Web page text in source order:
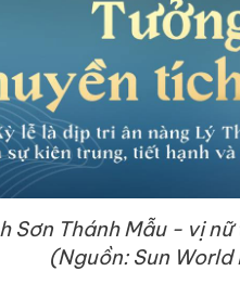
Sơn Thánh Mẫu - vị
(Nguồn: Sun